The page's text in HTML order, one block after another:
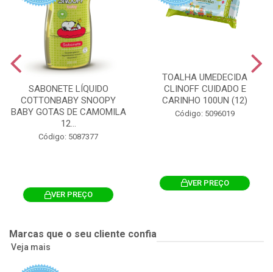
SABONETE LÍQUIDO
COTTONBABY SNOOPY
BABY GOTAS DE CAMOMILA
12...
Código: 5087377
VER PREÇO
TOALHA UMEDECIDA
CLINOFF CUIDADO E
CARINHO 100UN (12)
Código: 5096019
VER PREÇO
Marcas que o seu cliente confia
Veja mais